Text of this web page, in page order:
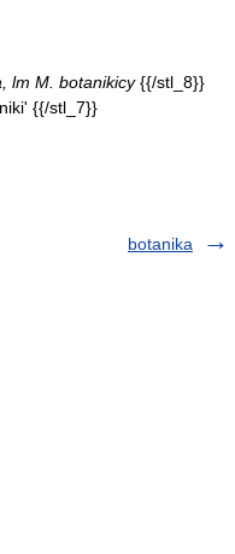
lm M. botanikicy{{/stl_8}}
{{/stl_7}}
botanika